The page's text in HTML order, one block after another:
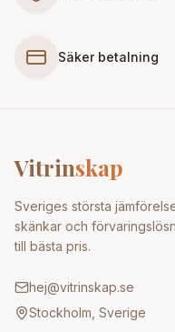
Säker betalning
Vitrinskap
Sveriges största
skänkar och
till bästa pris.
hej@vitrinskap.se
Stockholm, Sverige